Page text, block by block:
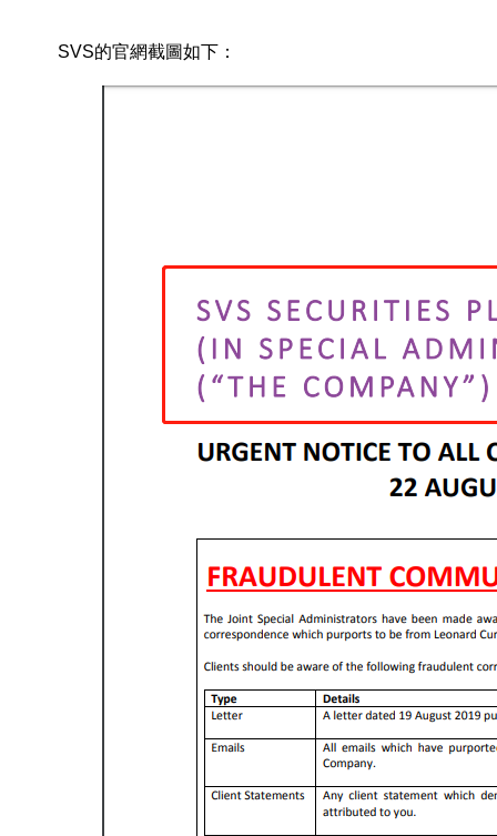
SVS的官網截圖如下：